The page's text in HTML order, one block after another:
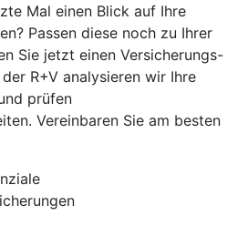
Mal einen Blick auf Ihre
Passen diese noch zu Ihrer
Sie jetzt einen Versicherungs-
R+V analysieren wir Ihre
prüfen
Vereinbaren Sie am besten